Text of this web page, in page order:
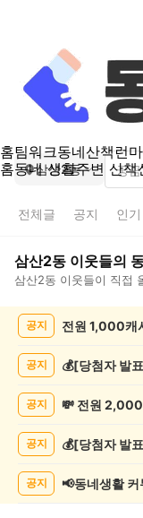
홈팀워크동네산책런
홈동네 생활주변 산책
삼산2동
전체글 공지 인기
삼산2동 이웃들의
삼산2동 이웃들이 직접
게
공지 전원 1,000캐
공지
공지
공지
공지 📢동네생활